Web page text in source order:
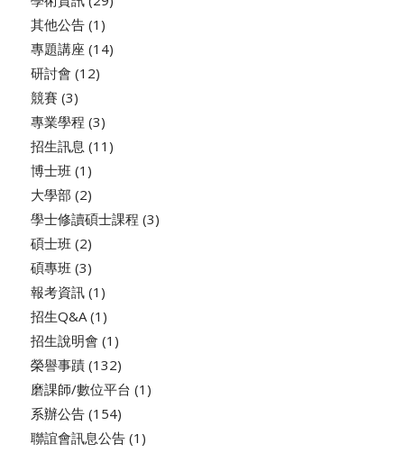
其他公告(1)
專題講座 (14)
研討會 (12)
競賽 (3)
專業學程 (3)
招生訊息 (11)
博士班(1)
大學部 (2)
學士修讀碩士課程 (3)
碩士班(2)
碩專班(3)
報考資訊(1)
招生Q&A(1)
招生說明會 (1)
榮譽事蹟(132)
磨課師/數位平台 (1)
系辦公告(154)
聯誼會訊息公告(1)